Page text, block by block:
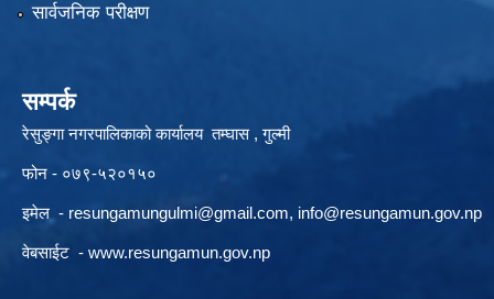
सार्वजनिक परीक्षण
सम्पर्क
रेसुङ्गा नगरपालिकाको कार्यालय तम्घास , गुल्मी
फोन - ०७९-५२०१५०
इमेल - resungamungulmi@gmail.com, info@resungamun.gov.np
वेबसाईट - www.resungamun.gov.np